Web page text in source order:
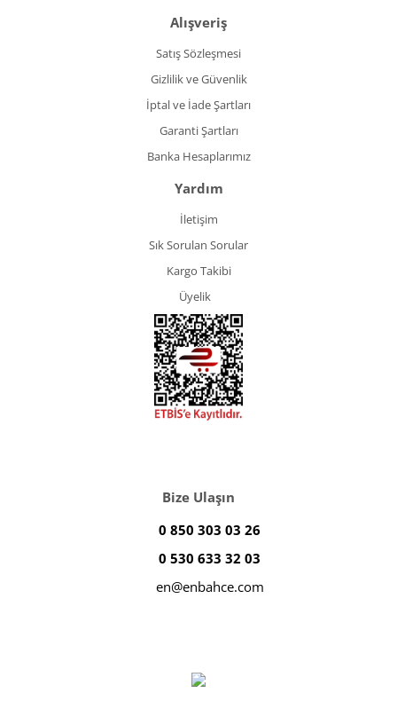
Alışveriş
Satış Sözleşmesi
Gizlilik ve Güvenlik
İptal ve İade Şartları
Garanti Şartları
Banka Hesaplarımız
Yardım
İletişim
Sık Sorulan Sorular
Kargo Takibi
Üyelik
Bize Ulaşın
0 850 303 03 26
0 530 633 32 03
en@enbahce.com